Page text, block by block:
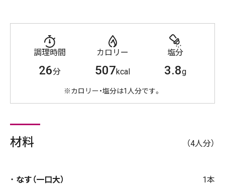
調理時間
26分
カロリー
507kcal
塩分
3.8g
※カロリー・塩分は1人分です。
材料 （4人分）
なす（一口大）
1本